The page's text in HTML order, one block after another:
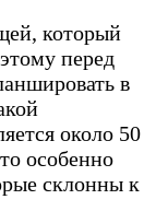
который
перед
в
около 50
особенно
склонны к